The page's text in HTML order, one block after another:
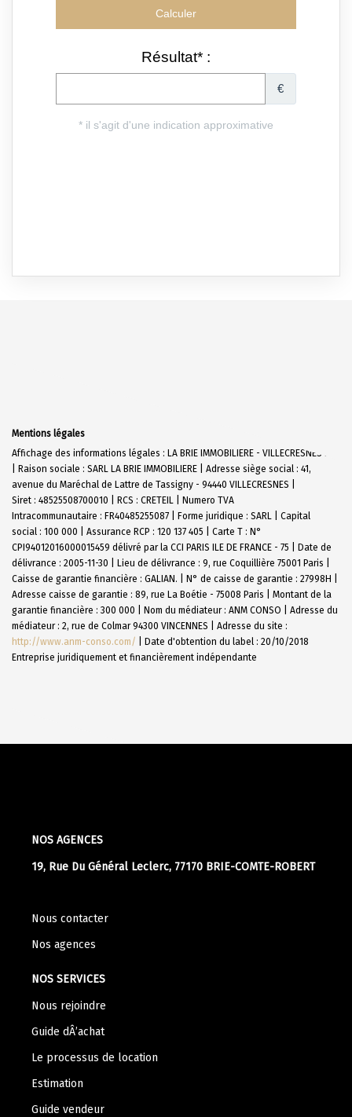
Mentions légales
Affichage des informations légales : LA BRIE IMMOBILIERE - VILLECRESNES N19
| Raison sociale : SARL LA BRIE IMMOBILIERE | Adresse siège social : 41,
avenue du Maréchal de Lattre de Tassigny - 94440 VILLECRESNES |
Siret : 48525508700010 | RCS : CRETEIL | Numero TVA
Intracommunautaire : FR40485255087 | Forme juridique : SARL | Capital
social : 100 000 | Assurance RCP : 120 137 405 | Carte T : N°
CPI94012016000015459 délivré par la CCI PARIS ILE DE FRANCE - 75 | Date de
délivrance : 2005-11-30 | Lieu de délivrance : 9, rue Coquillière 75001 Paris |
Caisse de garantie financière : GALIAN. | N° de caisse de garantie : 27998H |
Adresse caisse de garantie : 89, rue La Boétie - 75008 Paris | Montant de la
garantie financière : 300 000 | Nom du médiateur : ANM CONSO | Adresse du
médiateur : 2, rue de Colmar 94300 VINCENNES | Adresse du site :
http://www.anm-conso.com/ | Date d'obtention du label : 20/10/2018
Entreprise juridiquement et financièrement indépendante
NOS AGENCES
19, Rue Du Général Leclerc, 77170 BRIE-COMTE-ROBERT
Nous contacter
Nos agences
NOS SERVICES
Nous rejoindre
Guide dÂ’achat
Le processus de location
Estimation
Guide vendeur